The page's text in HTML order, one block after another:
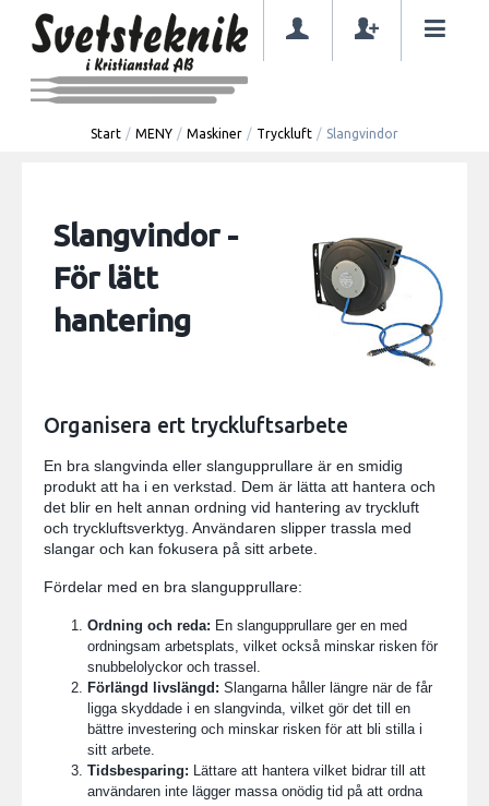
Start / MENY / Maskiner / Tryckluft / Slangvindor
Slangvindor -
För lätt
hantering
Organisera ert tryckluftsarbete
En bra slangvinda eller slangupprullare är en smidig
produkt att ha i en verkstad. Dem är lätta att hantera och
det blir en helt annan ordning vid hantering av tryckluft
och tryckluftsverktyg. Användaren slipper trassla med
slangar och kan fokusera på sitt arbete.
Fördelar med en bra slangupprullare:
Ordning och reda: En slangupprullare ger en med
ordningsam arbetsplats, vilket också minskar risken för
snubbelolyckor och trassel.
Förlängd livslängd: Slangarna håller längre när de får
ligga skyddade i en slangvinda, vilket gör det till en
bättre investering och minskar risken för att bli stilla i
sitt arbete.
Tidsbesparing: Lättare att hantera vilket bidrar till att
användaren inte lägger massa onödig tid på att ordna